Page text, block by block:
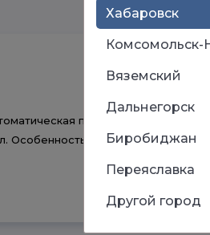
применяется для
Особенность - левая. Принцип
Хабаровск
Вяземский
Дальнегорск
Биробиджан
Переяславка
Другой город